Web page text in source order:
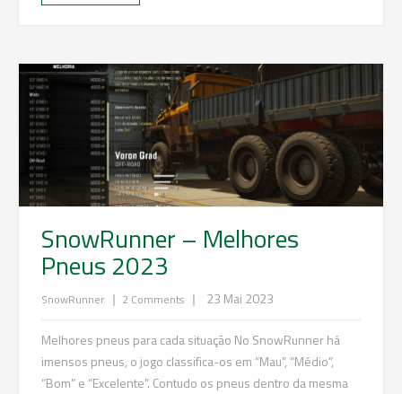
SnowRunner – Melhores
Pneus 2023
SnowRunner | 2 Comments | 23 Mai 2023
Melhores pneus para cada situação No SnowRunner há
imensos pneus, o jogo classifica-os em “Mau”, “Médio”,
“Bom” e “Excelente”. Contudo os pneus dentro da mesma